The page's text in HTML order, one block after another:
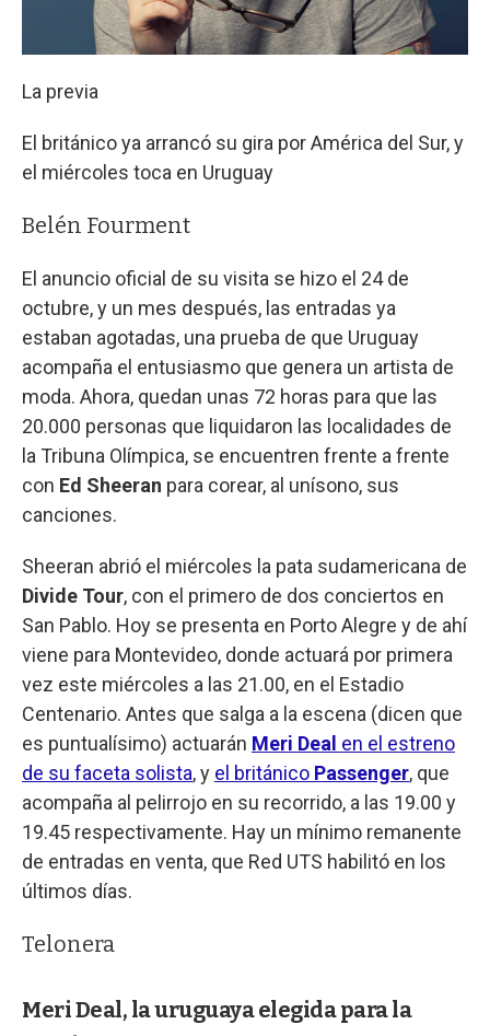
La previa
El británico ya arrancó su gira por América del Sur, y
el miércoles toca en Uruguay
Belén Fourment
El anuncio oficial de su visita se hizo el 24 de
octubre, y un mes después, las entradas ya
estaban agotadas, una prueba de que Uruguay
acompaña el entusiasmo que genera un artista de
moda. Ahora, quedan unas 72 horas para que las
20.000 personas que liquidaron las localidades de
la Tribuna Olímpica, se encuentren frente a frente
con Ed Sheeran para corear, al unísono, sus
canciones.
Sheeran abrió el miércoles la pata sudamericana de
Divide Tour, con el primero de dos conciertos en
San Pablo. Hoy se presenta en Porto Alegre y de ahí
viene para Montevideo, donde actuará por primera
vez este miércoles a las 21.00, en el Estadio
Centenario. Antes que salga a la escena (dicen que
es puntualísimo) actuarán Meri Deal en el estreno
de su faceta solista, y el británico Passenger, que
acompaña al pelirrojo en su recorrido, a las 19.00 y
19.45 respectivamente. Hay un mínimo remanente
de entradas en venta, que Red UTS habilitó en los
últimos días.
Telonera
Meri Deal, la uruguaya elegida para la